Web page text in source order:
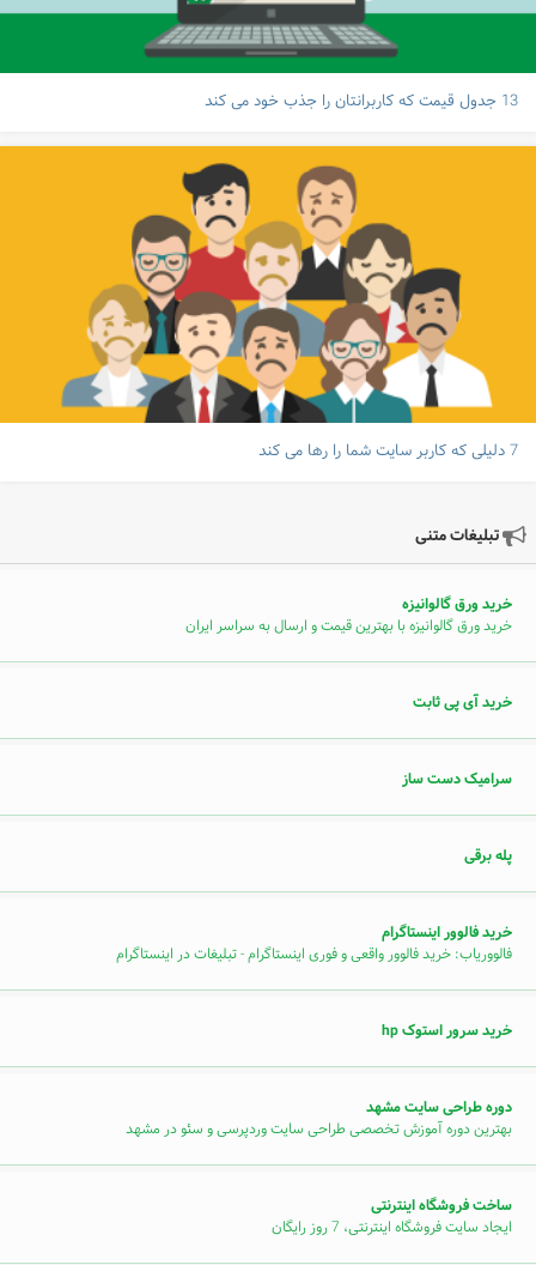
13 جدول قیمت که کاربرانتان را جذب خود می کند
7 دلیلی که کاربر سایت شما را رها می کند
تبلیغات متنی
خرید ورق گالوانیزه
خرید ورق گالوانیزه با بهترین قیمت و ارسال به سراسر ایران
خرید آی پی ثابت
سرامیک دست ساز
پله برقی
خرید فالوور اینستاگرام
فالووریاب: خرید فالوور واقعی و فوری اینستاگرام - تبلیغات در اینستاگرام
خرید سرور استوک hp
دوره طراحی سایت مشهد
بهترین دوره آموزش تخصصی طراحی سایت وردپرسی و سئو در مشهد
ساخت فروشگاه اینترنتی
ایجاد سایت فروشگاه اینترنتی، 7 روز رایگان